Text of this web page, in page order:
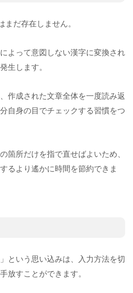
まだ存在しません。
よって意図しない漢字に変換され
生します。
作成された文章全体を一度読み返
自身の目でチェックする習慣をつ
箇所だけを指で直せばよいため、
るより遙かに時間を節約できま
という思い込みは、入力方法を切
放すことができます。